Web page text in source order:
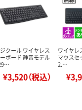
クール ワイヤレス
ボード 静音モデル
¥3,520（税込）
ワイヤレ
マウスセ
2.…